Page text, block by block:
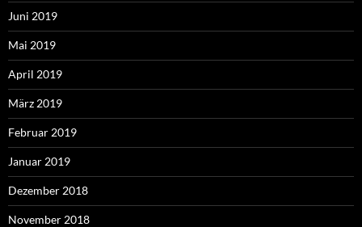
Juni 2019
Mai 2019
April 2019
März 2019
Februar 2019
Januar 2019
Dezember 2018
November 2018